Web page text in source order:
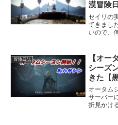
漠冒険
セイリの
てきまし
いので、
してたら
た本か
みると
なので、
つかるか
依頼はセ
動力もた
キャラも
大会する
冒険日誌
【オー
シーズ
きた【
オータム
サーバー
折見かけ
新鮮ｗ
びり進め